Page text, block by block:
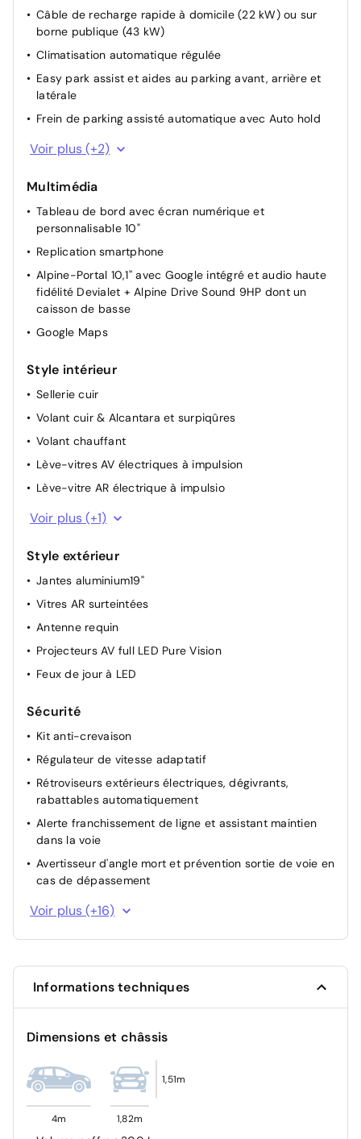
Câble de recharge rapide à domicile (22 kW) ou sur
borne publique (43 kW)
Climatisation automatique régulée
Easy park assist et aides au parking avant, arrière et
latérale
Frein de parking assisté automatique avec Auto hold
Commutation automatique des feux de
route/croisement
Banquette AR coulissante 1/3-2/3 avec accoudoir
Voir plus (+2)
Multimédia
Tableau de bord avec écran numérique et
personnalisable 10"
Replication smartphone
Alpine-Portal 10,1'' avec Google intégré et audio haute
fidélité Devialet + Alpine Drive Sound 9HP dont un
caisson de basse
Google Maps
Style intérieur
Sellerie cuir
Volant cuir & Alcantara et surpiqûres
Volant chauffant
Lève-vitres AV électriques à impulsion
Lève-vitre AR électrique à impulsio
Rétroviseur intérieur électrochrome avec mode
jour/nuit automatique
Voir plus (+1)
Style extérieur
Jantes aluminium19"
Vitres AR surteintées
Antenne requin
Projecteurs AV full LED Pure Vision
Feux de jour à LED
Sécurité
Kit anti-crevaison
Régulateur de vitesse adaptatif
Rétroviseurs extérieurs électriques, dégivrants,
rabattables automatiquement
Alerte franchissement de ligne et assistant maintien
dans la voie
Avertisseur d'angle mort et prévention sortie de voie en
cas de dépassement
Camera de recul
sortie de voie en cas de dépassement, avertisseur de
occupants"
ABS avec aide au freinage d'urgence
Détection de la pression des pneus
Contrôle dynamique de trajectoire ESC avec ASR
Freinage automatique d'urgence en ville pour deux
roues et piétons
Voir plus (+16)
Informations techniques
Dimensions et châssis
4m 1,82m
1,51m